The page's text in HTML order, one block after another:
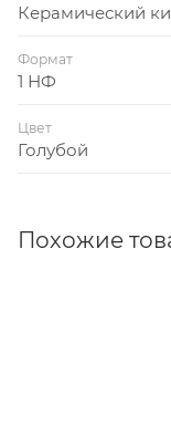
Керамический
Формат
1 НФ
Цвет
Голубой
Похожие